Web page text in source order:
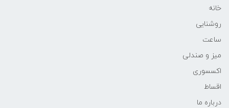
خانه
روشنایی
ساعت
میز و صندلی
اکسسوری
اقساط
درباره ما